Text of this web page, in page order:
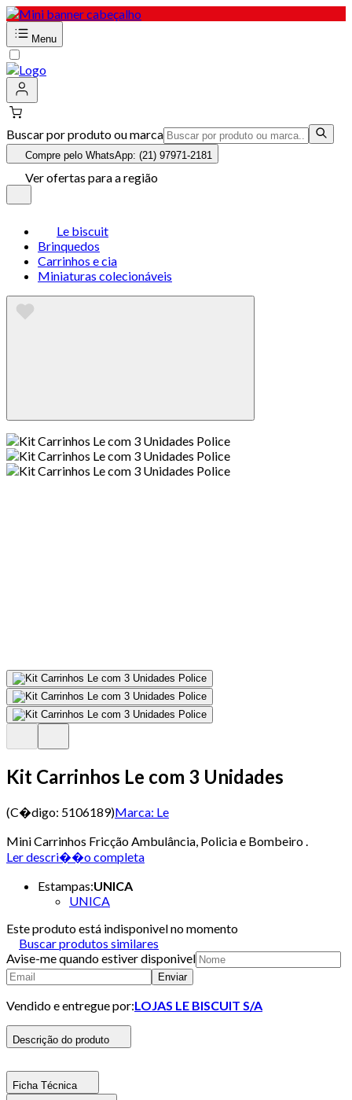
Menu
Buscar por produto ou marca
Compre pelo WhatsApp: (21) 97971-2181
Ver ofertas para a região
Le biscuit
Brinquedos
Carrinhos e cia
Miniaturas colecionáveis
Kit Carrinhos Le com 3 Unidades
(C�digo: 5106189)Marca: Le
Mini Carrinhos Fricção Ambulância, Policia e Bombeiro .
Ler descri��o completa
Estampas:UNICA
UNICA
Este produto está indisponivel no momento
Buscar produtos similares
Avise-me quando estiver disponivel
Enviar
Vendido e entregue por:LOJAS LE BISCUIT S/A
Descrição do produto
Ficha Técnica